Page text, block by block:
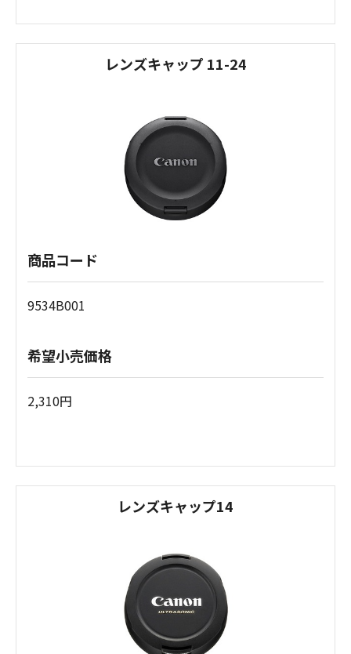
レンズキャップ 11-24
商品コード
9534B001
希望小売価格
2,310円
レンズキャップ14